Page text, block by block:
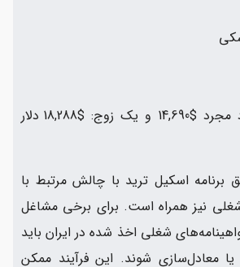
✓ تمکن مالی (فرد مجرد $14,690 و یک زوج: $18,288 دلار
برنامه اسکیل ترید با چالش مرتبط با
نیز همراه است. برای برخی مشاغل
شغلی اخذ شده در ایران باید
یا معادل‌سازی شوند. این فرآیند ممکن